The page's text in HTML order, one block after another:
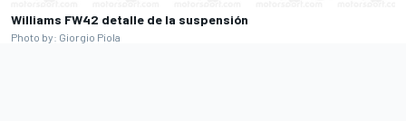
Williams FW42 detalle de la suspensión
Photo by: Giorgio Piola